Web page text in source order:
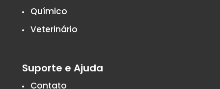
Químico
Veterinário
Suporte e Ajuda
Contato